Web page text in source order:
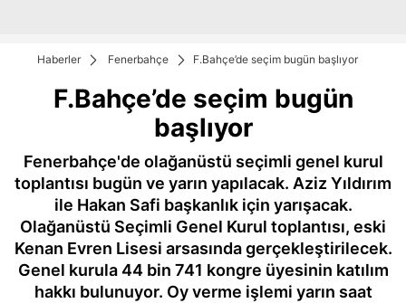
Haberler Fenerbahçe F.Bahçe’de seçim bugün başlıyor
F.Bahçe’de seçim bugün
başlıyor
Fenerbahçe'de olağanüstü seçimli genel kurul
toplantısı bugün ve yarın yapılacak. Aziz Yıldırım
ile Hakan Safi başkanlık için yarışacak.
Olağanüstü Seçimli Genel Kurul toplantısı, eski
Kenan Evren Lisesi arsasında gerçekleştirilecek.
Genel kurula 44 bin 741 kongre üyesinin katılım
hakkı bulunuyor. Oy verme işlemi yarın saat